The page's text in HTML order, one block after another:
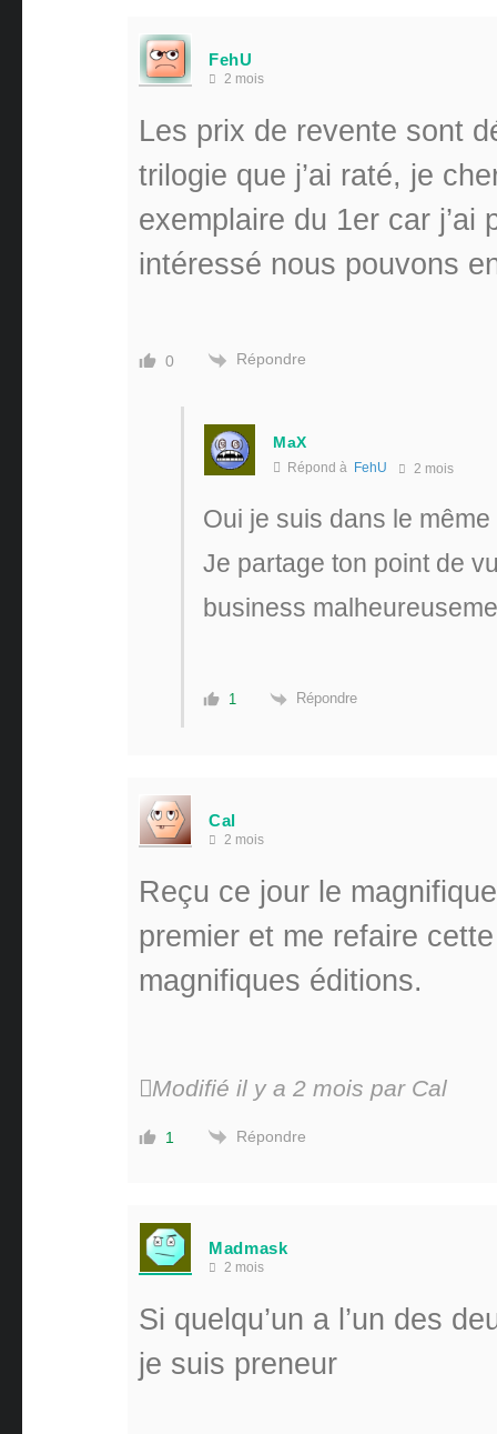
FehU
2 mois
Les prix de revente sont
trilogie que j’ai raté, je
exemplaire du 1er car j’ai
intéressé nous pouvons
0 Répondre
MaX
Répond à FehU 2 mois
Oui je suis dans le
Je partage ton point de
business
1 Répondre
Cal
2 mois
Reçu ce jour le
premier et me refaire
magnifiques éditions.
Modifié il y a 2 mois par Cal
1 Répondre
Madmask
2 mois
Si quelqu’un a l’un des
je suis preneur